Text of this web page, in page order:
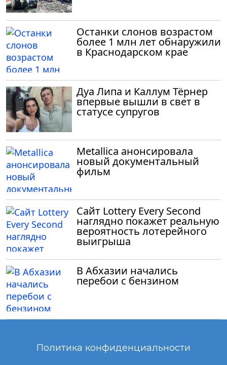
Останки слонов возрастом
более 1 млн лет обнаружили
в Краснодарском крае
Дуа Липа и Каллум Тёрнер
впервые вышли в свет в
статусе супругов
Metallica анонсировала
новый документальный
фильм
Сайт Lottery Every Second
наглядно покажет реальную
вероятность лотерейного
выигрыша
В Абхазии начались
перебои с бензином
Политика конфиденциальности